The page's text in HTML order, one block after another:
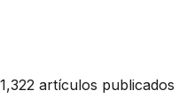
1,322 artículos publicados